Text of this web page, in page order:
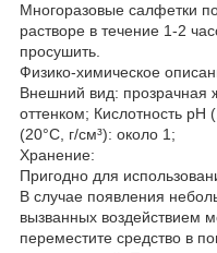
Многоразовые салфетки
растворе в течение 1-2
просушить.
Физико-химическое
Внешний вид: прозрачная
оттенком; Кислотность рН
(20°С, г/см³): около 1;
Хранение:
Пригодно для
В случае появления
вызванных воздействием
переместите средство в